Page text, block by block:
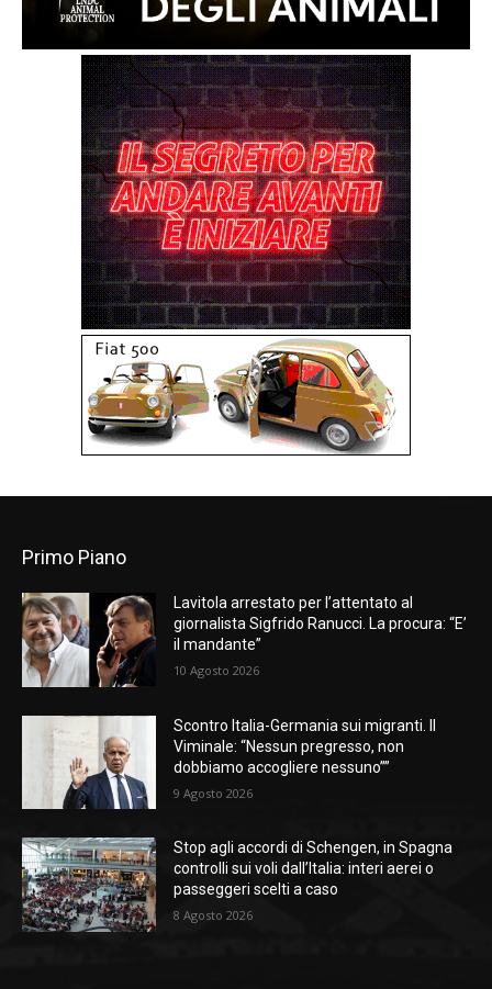
Primo Piano
Lavitola arrestato per l’attentato al
giornalista Sigfrido Ranucci. La procura: “E’
il mandante”
10 Agosto 2026
Scontro Italia-Germania sui migranti. Il
Viminale: “Nessun pregresso, non
dobbiamo accogliere nessuno””
9 Agosto 2026
Stop agli accordi di Schengen, in Spagna
controlli sui voli dall’Italia: interi aerei o
passeggeri scelti a caso
8 Agosto 2026